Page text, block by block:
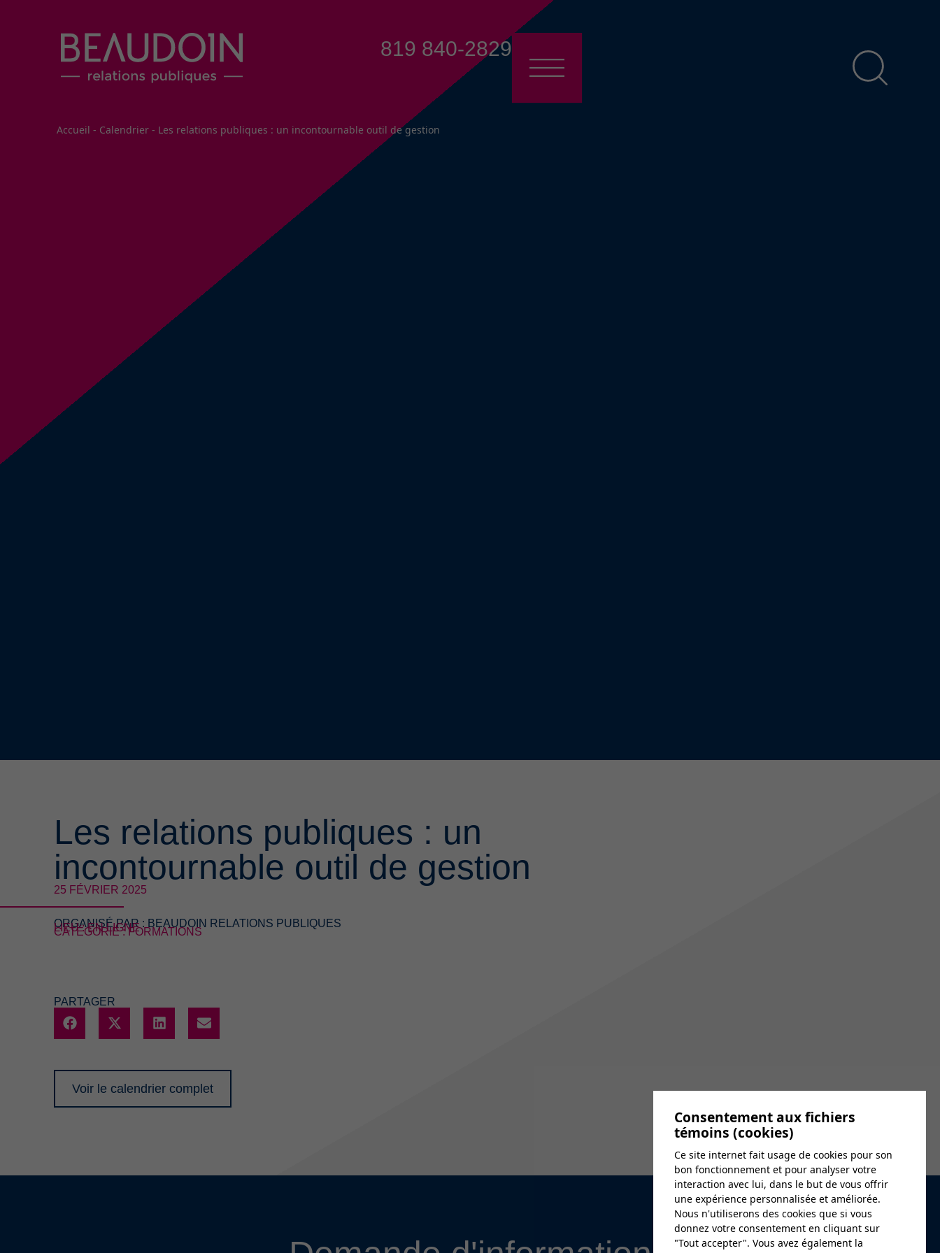
819 840-2829
Fil d'Ariane
Accueil - Calendrier- Les relations publiques : un incontournable outil de gestion
Les relations publiques : un
incontournable outil de gestion
25 FÉVRIER 2025
ORGANISÉ PAR : BEAUDOIN RELATIONS PUBLIQUES
LIEU : EN LIGNE
CATÉGORIE : FORMATIONS
PARTAGER
Voir le calendrier complet
Consentement aux fichiers
témoins (cookies)
Ce site internet fait usage de cookies pour son
bon fonctionnement et pour analyser votre
interaction avec lui, dans le but de vous offrir
une expérience personnalisée et améliorée.
Nous n'utiliserons des cookies que si vous
donnez votre consentement en cliquant sur
"Tout accepter". Vous avez également la